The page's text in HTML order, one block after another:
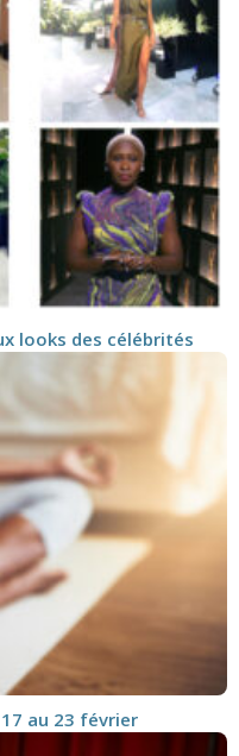
looks des célébrités
au 23 février